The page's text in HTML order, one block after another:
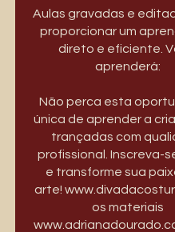
Aulas gravadas e
proporcionar um
direto e eficiente.
aprenderá:
Não perca esta
única de aprender a
trançadas com
profissional. Inscreva-
e transforme sua
arte!
os materiais